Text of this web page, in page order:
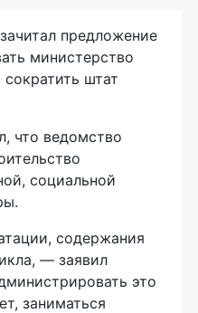
предложение
министерство
штат
что ведомство
социальной
содержания
— заявил
это
заниматься